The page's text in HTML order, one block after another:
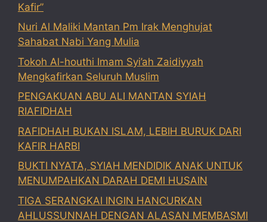
Kafir”
Nuri Al Maliki Mantan Pm Irak Menghujat
Sahabat Nabi Yang Mulia
Tokoh Al-houthi Imam Syi’ah Zaidiyyah
Mengkafirkan Seluruh Muslim
PENGAKUAN ABU ALI MANTAN SYIAH
RIAFIDHAH
RAFIDHAH BUKAN ISLAM, LEBIH BURUK DARI
KAFIR HARBI
BUKTI NYATA, SYIAH MENDIDIK ANAK UNTUK
MENUMPAHKAN DARAH DEMI HUSAIN
TIGA SERANGKAI INGIN HANCURKAN
AHLUSSUNNAH DENGAN ALASAN MEMBASMI